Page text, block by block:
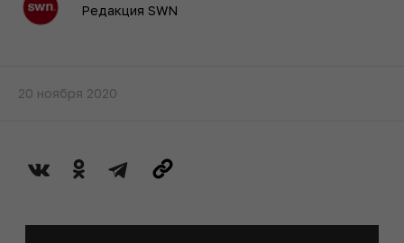
Редакция SWN
20 ноября 2020